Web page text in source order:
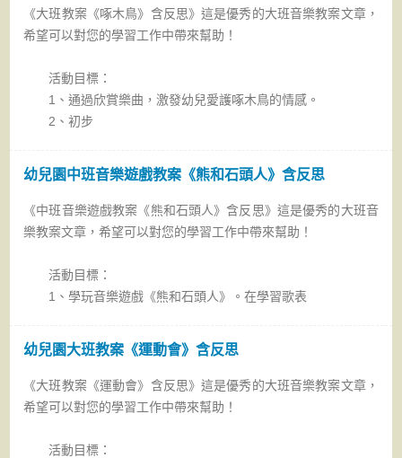
《大班教案《啄木鳥》含反思》這是優秀的大班音樂教案文章，
希望可以對您的學習工作中帶來幫助！
活動目標：
1、通過欣賞樂曲，激發幼兒愛護啄木鳥的情感。
2、初步
幼兒園中班音樂遊戲教案《熊和石頭人》含反思
《中班音樂遊戲教案《熊和石頭人》含反思》這是優秀的大班音
樂教案文章，希望可以對您的學習工作中帶來幫助！
活動目標：
1、學玩音樂遊戲《熊和石頭人》。在學習歌表
幼兒園大班教案《運動會》含反思
《大班教案《運動會》含反思》這是優秀的大班音樂教案文章，
希望可以對您的學習工作中帶來幫助！
活動目標：